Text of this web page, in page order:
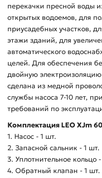
перекачки пресной воды
открытых водоемов, для
приусадебных участков,
этажи зданий, для
автоматического
целей. Для обеспечения
двойную
сделана из медной
службы насоса 7-10 лет,
требований по
Комплектация LEO XJm
1. Насос - 1 шт.
2. Запасной сальник - 1 шт.
3. Уплотнительное кольцо
4. Обратный клапан - 1 шт.